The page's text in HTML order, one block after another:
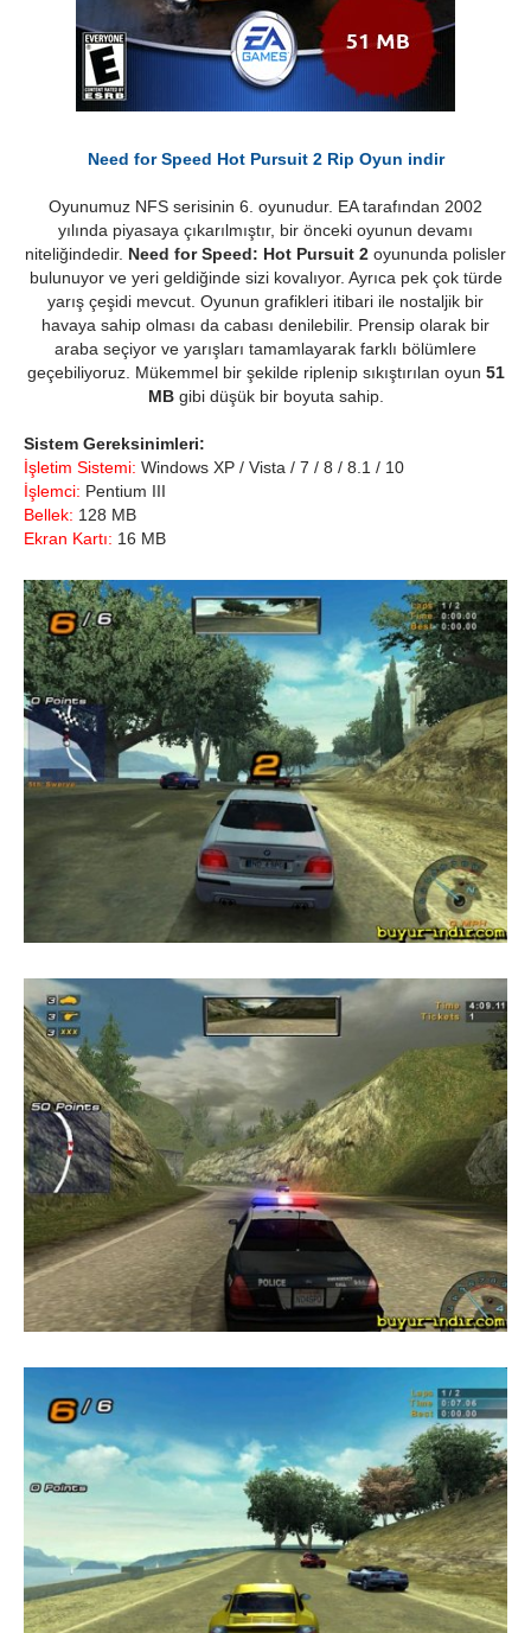
Need for Speed Hot Pursuit 2 Rip Oyun indir
Oyunumuz NFS serisinin 6. oyunudur. EA tarafından 2002
yılında piyasaya çıkarılmıştır, bir önceki oyunun devamı
niteliğindedir. Need for Speed: Hot Pursuit 2 oyununda polisler
bulunuyor ve yeri geldiğinde sizi kovalıyor. Ayrıca pek çok türde
yarış çeşidi mevcut. Oyunun grafikleri itibari ile nostaljik bir
havaya sahip olması da cabası denilebilir. Prensip olarak bir
araba seçiyor ve yarışları tamamlayarak farklı bölümlere
geçebiliyoruz. Mükemmel bir şekilde riplenip sıkıştırılan oyun 51
MBgibi düşük bir boyuta sahip.
Sistem Gereksinimleri:
İşletim Sistemi: Windows XP / Vista / 7 / 8 / 8.1 / 10
İşlemci: Pentium III
Bellek: 128 MB
Ekran Kartı: 16 MB